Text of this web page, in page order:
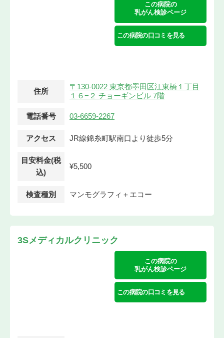
この病院の
乳がん検診ページ
この病院の口コミを見る
住所
〒130-0022 東京都墨田区江東橋１丁目
１６−２ チョーギンビル 7階
電話番号 03-6659-2267
アクセス JR線錦糸町駅南口より徒歩5分
目安料金(税
込)
¥5,500
検査種別 マンモグラフィ＋エコー
3Sメディカルクリニック
この病院の
乳がん検診ページ
この病院の口コミを見る